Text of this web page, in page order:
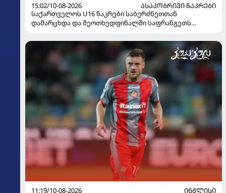
15:02/10-08-2026
ᲐᲡᲐᲙᲝᲑᲠᲘᲕᲘ ᲜᲐᲙᲠᲔᲑᲘ
საქართველოს U16 ნაკრები საბერძნეთთან
დამარცხდა და მეოთხედფინალში საფრანგეთს
11:19/10-08-2026 ᲘᲜᲒᲚᲘᲡᲘ